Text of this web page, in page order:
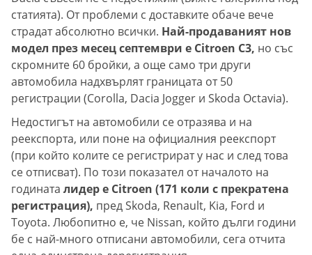
статията). От проблеми с доставките обаче вече
страдат абсолютно всички. Най-продаваният нов
модел през месец септември е Citroen C3, но със
скромните 60 бройки, а още само три други
автомобила надхвърлят границата от 50
регистрации (Corolla, Dacia Jogger и Skoda Octavia).
Недостигът на автомобили се отразява и на
реекспорта, или поне на официалния реекспорт
(при който колите се регистрират у нас и след това
се отписват). По този показател от началото на
годината лидер е Citroen (171 коли с прекратена
регистрация), пред Skoda, Renault, Kia, Ford и
Toyota. Любопитно е, че Nissan, който дълги години
бе с най-много отписани автомобили, сега отчита